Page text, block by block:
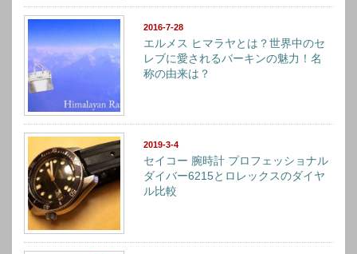
2016-7-28
エルメス ヒマラヤとは？世界中のセ
レブに愛されるバーキンの魅力！名
称の由来は？
2019-3-4
セイコー 腕時計 プロフェッショナル
ダイバー6215とロレックスのダイヤ
ル比較